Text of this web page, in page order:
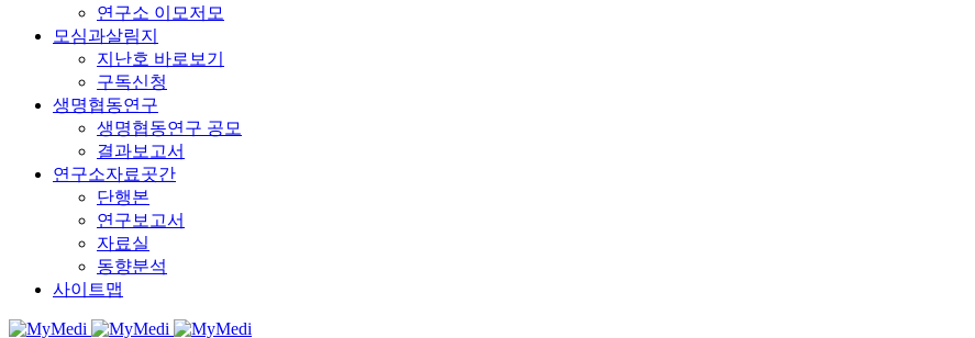
연구소 이모저모
모심과살림지
지난호 바로보기
구독신청
생명협동연구
생명협동연구 공모
결과보고서
연구소자료곳간
단행본
연구보고서
자료실
동향분석
사이트맵